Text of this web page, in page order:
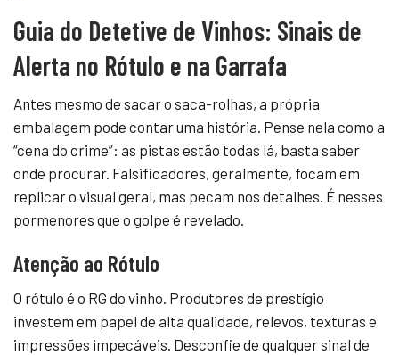
Guia do Detetive de Vinhos: Sinais de
Alerta no Rótulo e na Garrafa
Antes mesmo de sacar o saca-rolhas, a própria
embalagem pode contar uma história. Pense nela como a
“cena do crime”: as pistas estão todas lá, basta saber
onde procurar. Falsificadores, geralmente, focam em
replicar o visual geral, mas pecam nos detalhes. É nesses
pormenores que o golpe é revelado.
Atenção ao Rótulo
O rótulo é o RG do vinho. Produtores de prestígio
investem em papel de alta qualidade, relevos, texturas e
impressões impecáveis. Desconfie de qualquer sinal de